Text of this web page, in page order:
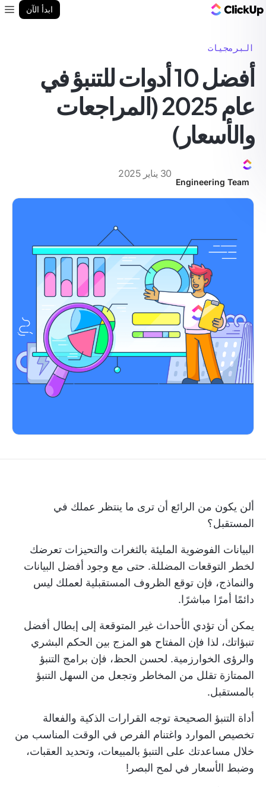
ابدأ الآن
البرمجيات
أفضل 10 أدوات للتنبؤ في
عام 2025 (المراجعات
والأسعار)
Engineering Team
30 يناير 2025
ألن يكون من الرائع أن ترى ما ينتظر عملك في
المستقبل؟
البيانات الفوضوية المليئة بالثغرات والتحيزات تعرضك
لخطر التوقعات المضللة. حتى مع وجود أفضل البيانات
والنماذج، فإن توقع الظروف المستقبلية لعملك ليس
دائمًا أمرًا مباشرًا.
يمكن أن تؤدي الأحداث غير المتوقعة إلى إبطال أفضل
تنبؤاتك، لذا فإن المفتاح هو المزج بين الحكم البشري
والرؤى الخوارزمية. لحسن الحظ، فإن برامج التنبؤ
الممتازة تقلل من المخاطر وتجعل من السهل التنبؤ
بالمستقبل.
أداة التنبؤ الصحيحة توجه القرارات الذكية والفعالة
تخصيص الموارد واغتنام الفرص في الوقت المناسب من
خلال مساعدتك على التنبؤ بالمبيعات، وتحديد العقبات،
وضبط الأسعار في لمح البصر!